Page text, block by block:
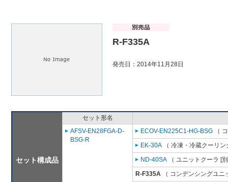
R-F335A
発売日：2014年11月28日
セット構成品
セット形名
AFSV-EN28FGA-D-
BSG-R
ECOV-EN225C1-HG-BSG （
EK-30A （ 冷凍・冷蔵クーリ
ND-40SA （ ユニットクーラ [
R-F335A （ コンデンシングユ